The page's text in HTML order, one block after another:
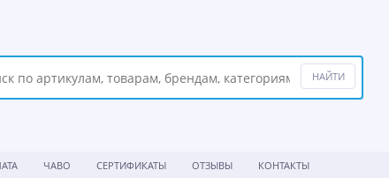
ЧАВО СЕРТИФИКАТЫ ОТЗЫВЫ КОНТАКТЫ